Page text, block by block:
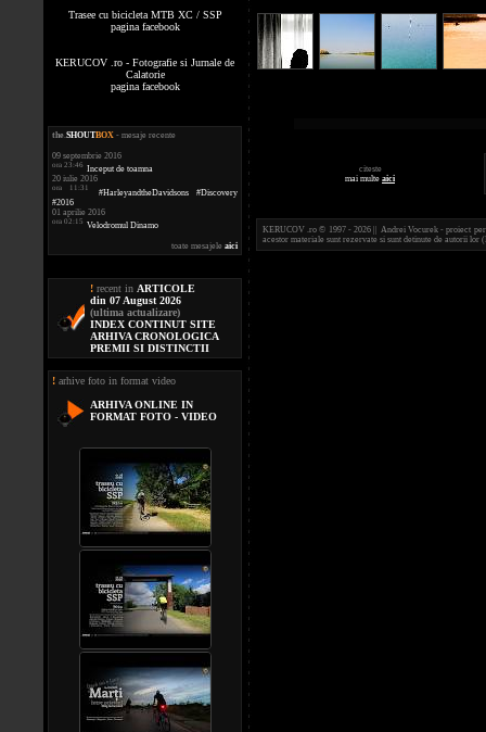
Trasee cu bicicleta MTB XC / SSP
pagina facebook
KERUCOV .ro - Fotografie si Jurnale de
Calatorie
pagina facebook
the.SHOUTBOX - mesaje recente
09 septembrie 2016
ora 23:46 Inceput de toamna
20 iulie 2016
ora 11:31
#HarleyandtheDavidsons #Discovery
#2016
01 aprilie 2016
ora 02:15 Velodromul Dinamo
toate mesajele aici
! recent in ARTICOLE
din 07 August 2026
(ultima actualizare)
INDEX CONTINUT SITE
ARHIVA CRONOLOGICA
PREMII SI DISTINCTII
! arhive foto in format video
ARHIVA ONLINE IN
FORMAT FOTO - VIDEO
citeste
mai multe aici
KERUCOV .ro © 1997 - 2026 || Andrei Vocurek - proiect
acestor materiale sunt rezervate si sunt detinute de autorii